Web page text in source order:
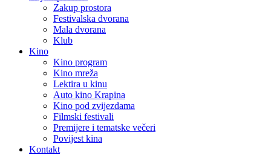
Zakup prostora
Festivalska dvorana
Mala dvorana
Klub
Kino
Kino program
Kino mreža
Lektira u kinu
Auto kino Krapina
Kino pod zvijezdama
Filmski festivali
Premijere i tematske večeri
Povijest kina
Kontakt